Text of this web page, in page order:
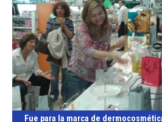
Fue para la marca de